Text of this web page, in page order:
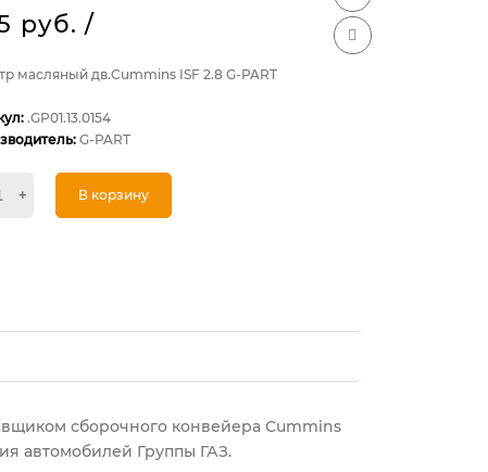
руб. /
масляный дв.Cummins ISF 2.8 G-PART
.GP01.13.0154
G-PART
+ В корзину
сборочного конвейера Cummins
автомобилей Группы ГАЗ.